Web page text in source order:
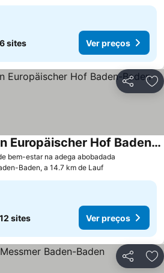
6 sites Ver preços
Partilhar
bem-estar na adega abobadada
Steigenberger Icon Europäischer Hof Baden-Baden
Baden, a 14.7 km de Lauf
12 sites Ver preços
Partilhar